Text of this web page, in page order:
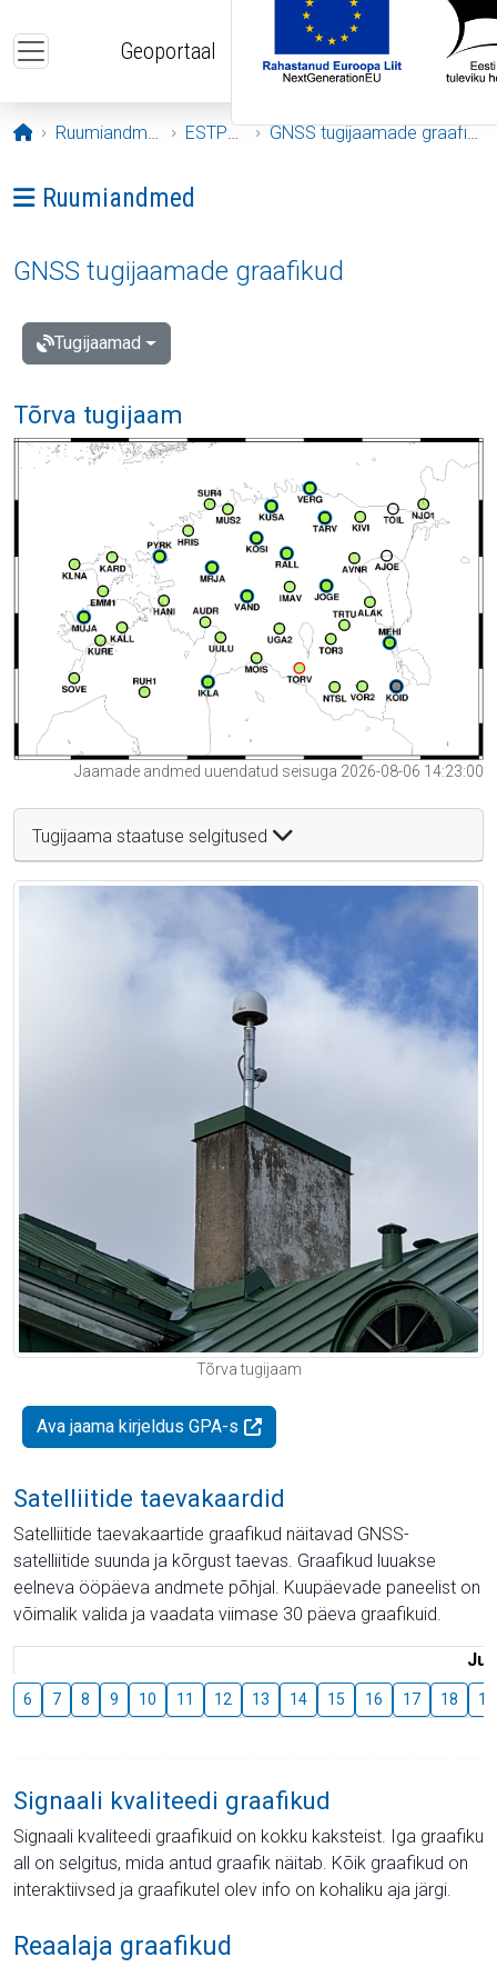
Geoportaal
Avaleht
Ruumiandmed ESTPOS GNSS tugijaamade graafikud
Ava menüü: Ruumiandmed
Ruumiandmed
GNSS tugijaamade graafikud
Tugijaamad
Tõrva tugijaam
Jaamade andmed uuendatud seisuga 2026-08-06 14:23:00
Tugijaama staatuse selgitused
Tõrva tugijaam
Ava jaama kirjeldus GPA-s
Satelliitide taevakaardid
Satelliitide taevakaartide graafikud näitavad GNSS-
satelliitide suunda ja kõrgust taevas. Graafikud luuakse
eelneva ööpäeva andmete põhjal. Kuupäevade paneelist on
võimalik valida ja vaadata viimase 30 päeva graafikuid.
6 7 8 9 10 11 12 13 14 15 16 17 18 19
Signaali kvaliteedi graafikud
Signaali kvaliteedi graafikuid on kokku kaksteist. Iga graafiku
all on selgitus, mida antud graafik näitab. Kõik graafikud on
interaktiivsed ja graafikutel olev info on kohaliku aja järgi.
Reaalaja graafikud